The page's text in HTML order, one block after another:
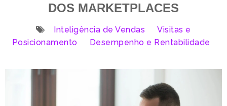
DOS MARKETPLACES
Inteligência de Vendas
Visitas e
Posicionamento
Desempenho e Rentabilidade